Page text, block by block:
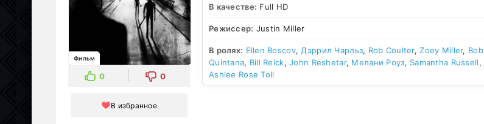
Фильм
0 0
В избранное
В качестве: Full HD
Режиссер: Justin Miller
В ролях: Ellen Boscov, Дэррил Чарльз, Rob Coulter,Zoey Miller, Bob
Quintana, Bill Reick,John Reshetar, Мелани Роуз, Samantha Russell,
Ashlee Rose Toll